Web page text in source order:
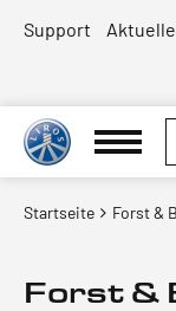
Support
Startseite Forst &
Forst &